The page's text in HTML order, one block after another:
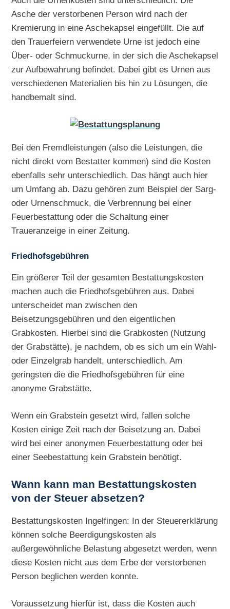
Asche der verstorbenen Person wird nach der
Kremierung in eine Aschekapsel eingefüllt. Die auf
den Trauerfeiern verwendete Urne ist jedoch eine
Über- oder Schmuckurne, in der sich die Aschekapsel
zur Aufbewahrung befindet. Dabei gibt es Urnen aus
verschiedenen Materialien bis hin zu Lösungen, die
handbemalt sind.
Bei den Fremdleistungen (also die Leistungen, die
nicht direkt vom Bestatter kommen) sind die Kosten
ebenfalls sehr unterschiedlich. Das hängt auch hier
um Umfang ab. Dazu gehören zum Beispiel der Sarg-
oder Urnenschmuck, die Verbrennung bei einer
Feuerbestattung oder die Schaltung einer
Traueranzeige in einer Zeitung.
Friedhofsgebühren
Ein größerer Teil der gesamten Bestattungskosten
machen auch die Friedhofsgebühren aus. Dabei
unterscheidet man zwischen den
Beisetzungsgebühren und den eigentlichen
Grabkosten. Hierbei sind die Grabkosten (Nutzung
der Grabstätte), je nachdem, ob es sich um ein Wahl-
oder Einzelgrab handelt, unterschiedlich. Am
geringsten die die Friedhofsgebühren für eine
anonyme Grabstätte.
Wenn ein Grabstein gesetzt wird, fallen solche
Kosten einige Zeit nach der Beisetzung an. Dabei
wird bei einer anonymen Feuerbestattung oder bei
einer Seebestattung kein Grabstein benötigt.
Wann kann man Bestattungskosten
von der Steuer absetzen?
Bestattungskosten Ingelfingen: In der Steuererklärung
können solche Beerdigungskosten als
außergewöhnliche Belastung abgesetzt werden, wenn
diese Kosten nicht aus dem Erbe der verstorbenen
Person beglichen werden konnte.
Voraussetzung hierfür ist, dass die Kosten auch